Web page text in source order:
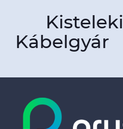
Kisteleki
Kábelgyár